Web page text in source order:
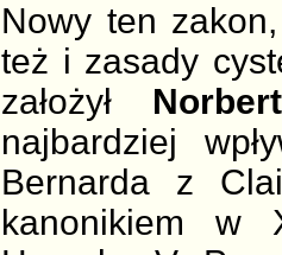
Nowy ten
też i zasady
założył
najbardziej
Bernarda z
kanonikiem w